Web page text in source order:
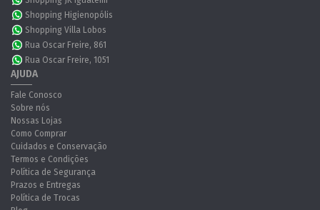
Shopping Higienopólis
Shopping Villa Lobos
Rua Oscar Freire, 861
Rua Oscar Freire, 1051
AJUDA
Fale Conosco
Sobre nós
Nossas Lojas
Como Comprar
Cuidados e Conservação
Termos e Condições
Política de Segurança
Prazos e Entregas
Política de Trocas